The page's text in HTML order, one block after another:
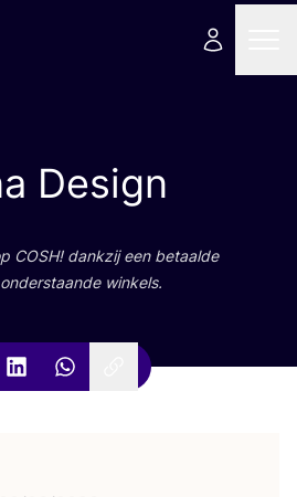
Design
COSH! dank­zij een betaal­de
winkels.